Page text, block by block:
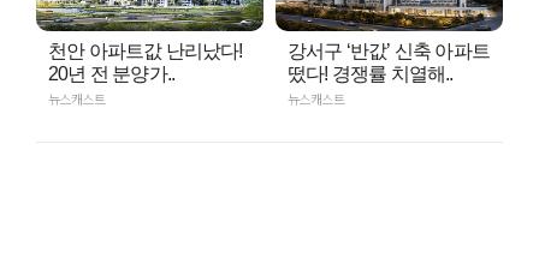
천안 아파트값 난리났다!
20년 전 분양가..
뉴스캐스트
강서구 ‘반값’ 신축 아파트
떴다! 경쟁률 치열해..
뉴스캐스트